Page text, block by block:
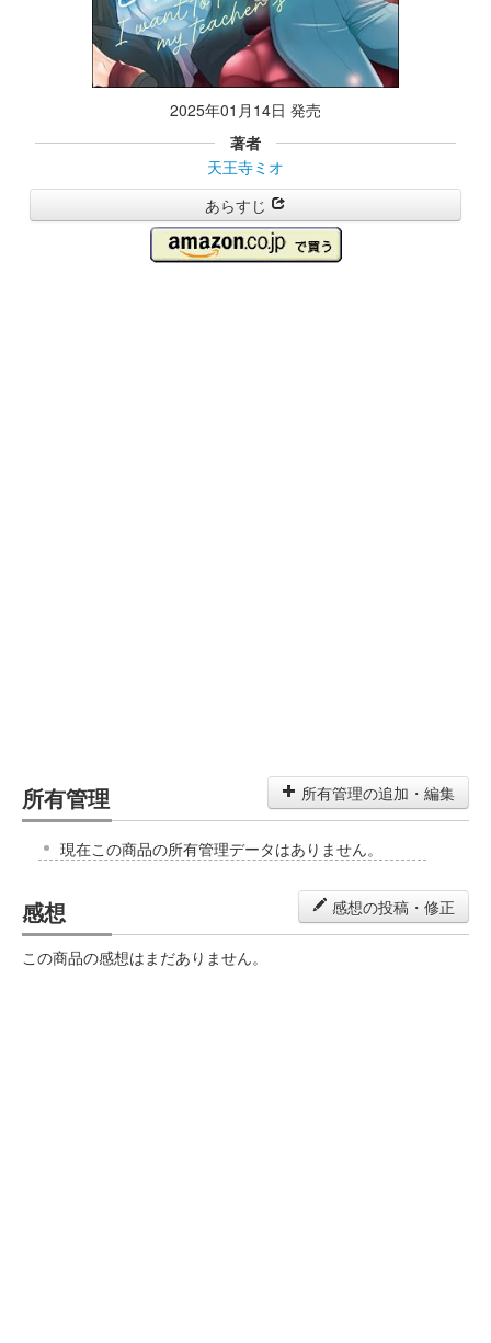
2025年01月14日 発売
著者
天王寺ミオ
あらすじ
所有管理 所有管理の追加・編集
現在この商品の所有管理データはありません。
感想 感想の投稿・修正
この商品の感想はまだありません。